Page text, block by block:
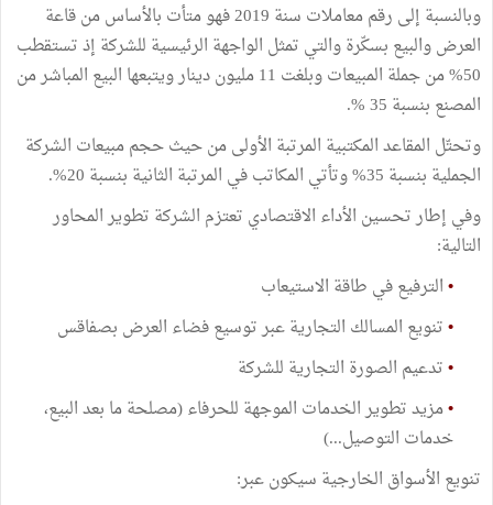
وبالنسبة إلى رقم معاملات سنة 2019 فهو متأت بالأساس من قاعة
العرض والبيع بسكّرة والتي تمثل الواجهة الرئيسية للشركة إذ تستقطب
50% من جملة المبيعات وبلغت 11 مليون دينار ويتبعها البيع المباشر من
المصنع بنسبة 35 %.
وتحتّل المقاعد المكتبية المرتبة الأولى من حيث حجم مبيعات الشركة
الجملية بنسبة 35% وتأتي المكاتب في المرتبة الثانية بنسبة 20%.
وفي إطار تحسين الأداء الاقتصادي تعتزم الشركة تطوير المحاور
التالية:
•الترفيع في طاقة الاستيعاب
•تنويع المسالك التجارية عبر توسيع فضاء العرض بصفاقس
•تدعيم الصورة التجارية للشركة
•مزيد تطوير الخدمات الموجهة للحرفاء (مصلحة ما بعد البيع،
خدمات التوصيل...)
تنويع الأسواق الخارجية سيكون عبر: